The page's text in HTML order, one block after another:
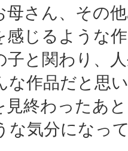
母さん、その
感じるような
子と関わり、
な作品だと思
見終わったあ
な気分になっ